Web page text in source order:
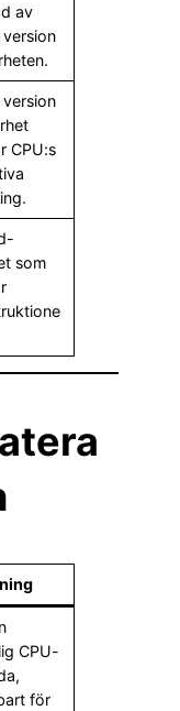
av
CPU:s
som
CPU-
för